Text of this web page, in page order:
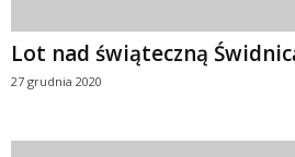
Lot nad świąteczną
27 grudnia 2020